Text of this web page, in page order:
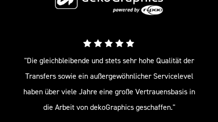
"Die gleichbleibende und stets sehr hohe Qualität der
Transfers sowie ein außergewöhnlicher Servicelevel
haben über viele Jahre eine große Vertrauensbasis in
die Arbeit von dekoGraphics geschaffen."